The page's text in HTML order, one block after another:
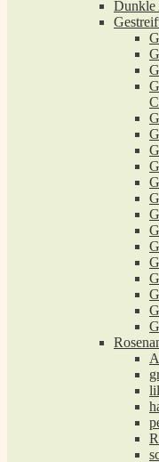
Dunkle